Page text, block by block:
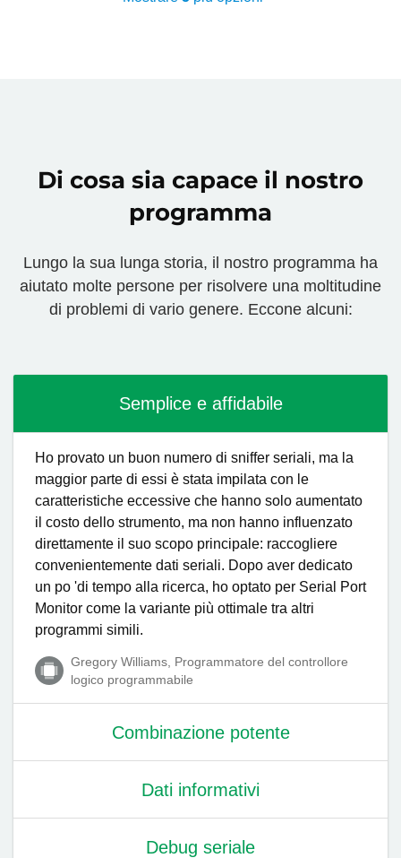
Di cosa sia capace il nostro
programma
Lungo la sua lunga storia, il nostro programma ha
aiutato molte persone per risolvere una moltitudine
di problemi di vario genere. Eccone alcuni:
Semplice e affidabile
Ho provato un buon numero di sniffer seriali, ma la
maggior parte di essi è stata impilata con le
caratteristiche eccessive che hanno solo aumentato
il costo dello strumento, ma non hanno influenzato
direttamente il suo scopo principale: raccogliere
convenientemente dati seriali. Dopo aver dedicato
un po 'di tempo alla ricerca, ho optato per Serial Port
Monitor come la variante più ottimale tra altri
programmi simili.
Gregory Williams, Programmatore del controllore
logico programmabile
Combinazione potente
Dati informativi
Debug seriale